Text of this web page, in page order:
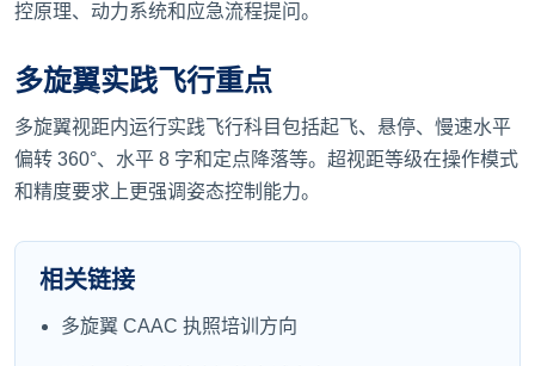
控原理、动力系统和应急流程提问。
多旋翼实践飞行重点
多旋翼视距内运行实践飞行科目包括起飞、悬停、慢速水平
偏转 360°、水平 8 字和定点降落等。超视距等级在操作模式
和精度要求上更强调姿态控制能力。
相关链接
多旋翼 CAAC 执照培训方向